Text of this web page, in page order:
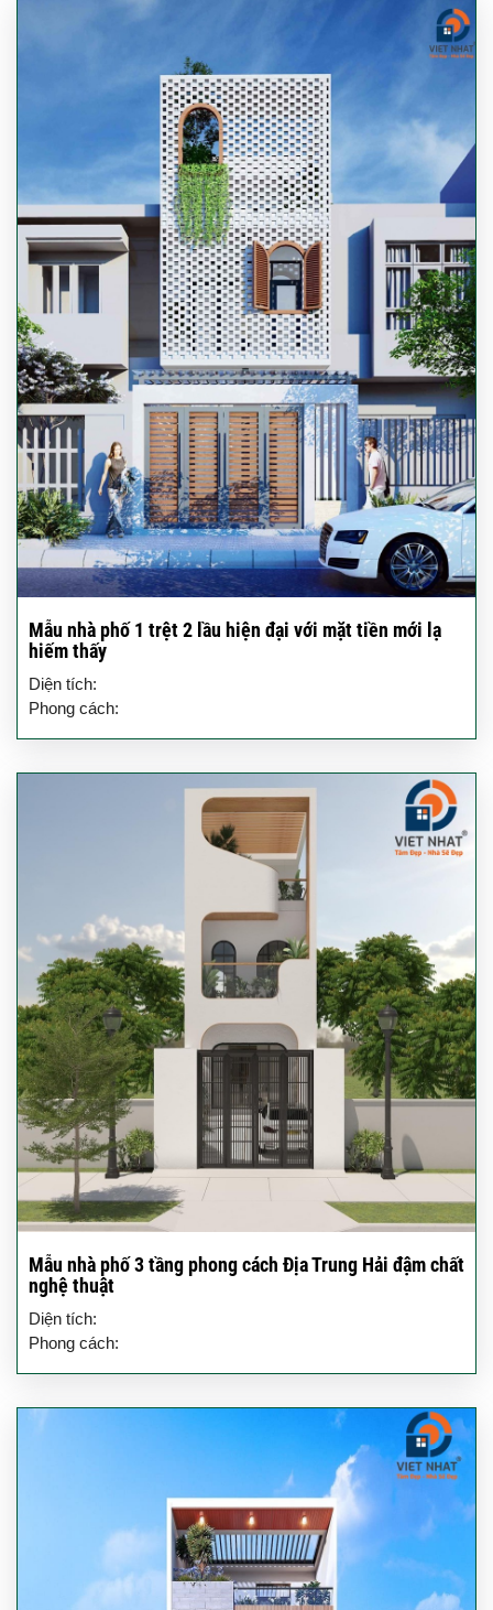
Mẫu nhà phố 1 trệt 2 lầu hiện đại với mặt tiền mới lạ
hiếm thấy
Diện tích:
Phong cách:
Mẫu nhà phố 3 tầng phong cách Địa Trung Hải đậm chất
nghệ thuật
Diện tích:
Phong cách: